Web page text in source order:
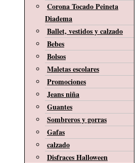
Corona Tocado Peineta
Diadema
Ballet, vestidos y calzado
Bebes
Bolsos
Maletas escolares
Promociones
Jeans niña
Guantes
Sombreros y gorras
Gafas
calzado
Disfraces Halloween